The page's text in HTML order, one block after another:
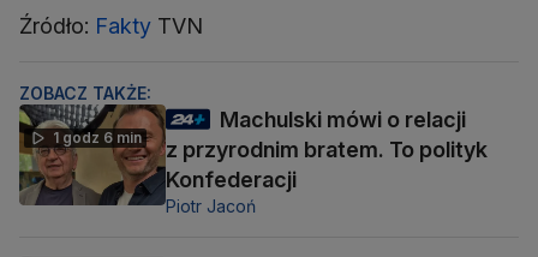
Źródło: Fakty TVN
ZOBACZ TAKŻE:
1 godz 6 min
Machulski mówi o relacji
z przyrodnim bratem. To polityk
Konfederacji
Piotr Jacoń